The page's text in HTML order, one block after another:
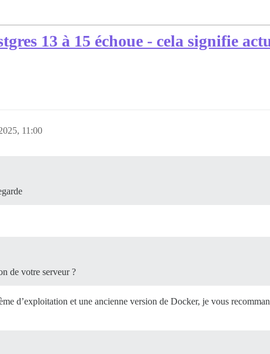
13 à 15 échoue - cela signifie
11:00
de votre serveur ?
d’exploitation et une ancienne version de Docker, je vous